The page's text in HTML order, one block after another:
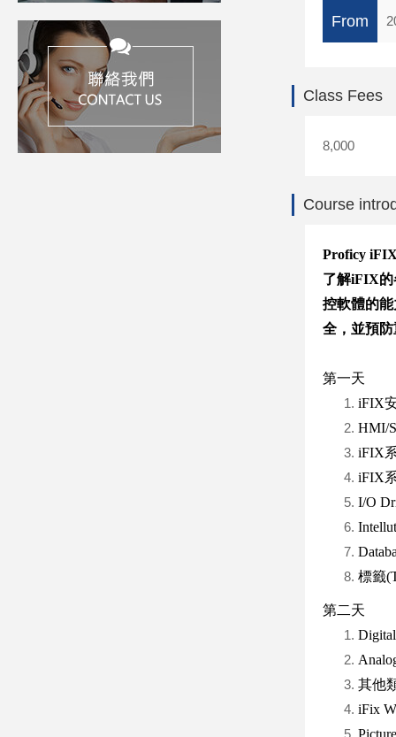
From
Class Fees
8,000
Course
Proficy
了解iFIX的
控軟體的
全，並預
第一天
iFIX
HMI/
iFIX
iFIX
I/O
標籤
第二天
其他
iFix